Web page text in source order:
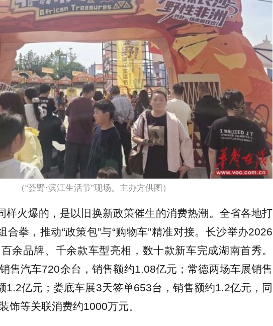
（“荟野·滨江生活节”现场。主办方供图）
样火爆的，是以旧换新政策催生的消费热潮。全省各地打
合拳，推动“政策包”与“购物车”精准对接。长沙举办2026
余品牌、千余款车型亮相，数十款新车完成湖南首秀。
售汽车720余台，销售额约1.08亿元；常德两场车展销售
1.2亿元；娄底车展3天签单653台，销售额约1.2亿元，同
饰等关联消费约1000万元。